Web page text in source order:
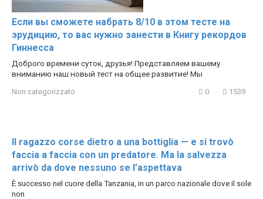
Если вы сможете набрать 8/10 в этом тесте на
эрудицию, то вас нужно занести в Книгу рекордов
Гиннесса
Доброго времени суток, друзья! Представляем вашему
вниманию наш новый тест на общее развитие! Мы
Non categorizzato 0 1539
Il ragazzo corse dietro a una bottiglia — e si trovò
faccia a faccia con un predatore. Ma la salvezza
arrivò da dove nessuno se l’aspettava
È successo nel cuore della Tanzania, in un parco nazionale dove il sole
non